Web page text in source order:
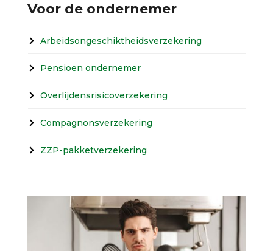
Voor de ondernemer
Arbeidsongeschiktheidsverzekering
Pensioen ondernemer
Overlijdensrisicoverzekering
Compagnonsverzekering
ZZP-pakketverzekering